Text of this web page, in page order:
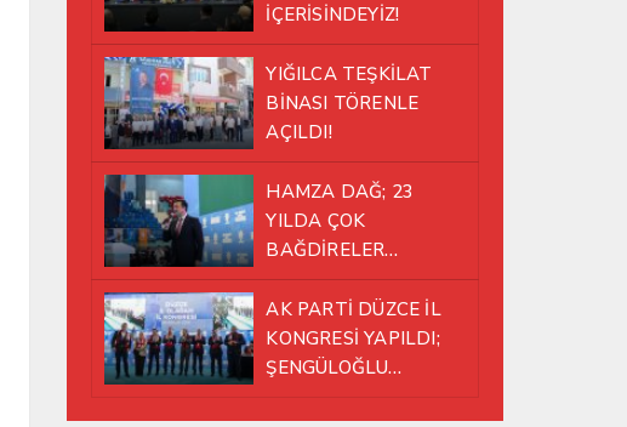
İÇERİSİNDEYİZ!
YIĞILCA TEŞKİLAT
BİNASI TÖRENLE
AÇILDI!
HAMZA DAĞ; 23
YILDA ÇOK
BAĞDİRELER
ATLATTIK!
AK PARTİ DÜZCE İL
KONGRESİ YAPILDI;
ŞENGÜLOĞLU